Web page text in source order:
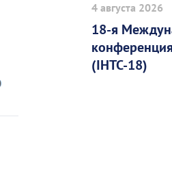
4 августа 2026
18-я
(IHTC-18)